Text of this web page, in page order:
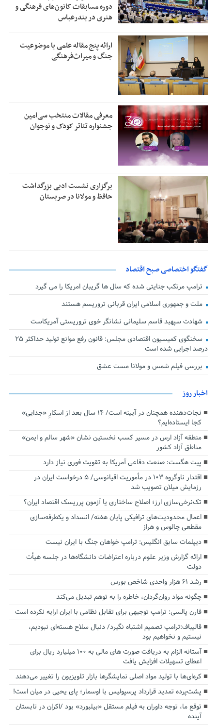
دوره مسابقات کانون‌های فرهنگی و
هنری در بندرعباس
ارائه پنج مقاله علمی با موضوعیت
جنگ و میراث‌فرهنگی
معرفی مقالات منتخب سی‌امین
جشنواره تئاتر کودک و نوجوان
برگزاری نشست ادبی بزرگداشت
حافظ و مولانا در صربستان
گفتگو اختصاصی صبح اقتصاد
ترامپ مرتکب جنایتی شده که سال ها گریبان امریکا را می گیرد
ملت و جمهوری اسلامی ایران قربانی تروریسم هستند
شهادت سپهبد قاسم سلیمانی نشانگر خوی تروریستی آمریکاست
سخنگوی کمیسیون اقتصادی مجلس: قانون رفع موانع تولید حداکثر ۲۵
درصد اجرایی شده است
بررسی فیلم شمس و مولانا مست عشق
اخبار روز
نجات‌دهنده‌ همچنان در آیینه است/ ۱۴ سال بعد از اسکارِ «جدایی»
کجا ایستاده‌ایم؟
منطقه آزاد ارس در مسیر کسب نخستین نشان «شهر سالم و ایمن»
مناطق آزاد کشور
پیت هگست: صنعت دفاعی آمریکا به تقویت فوری نیاز دارد
اقتدار ناوگروه ۱۰۳ در مأموریت‌ اقیانوسی/ ۵ درخواست ایران در
رزمایش میلان تصویب شد
تک‌نرخی‌سازی ارز؛ اصلاح ساختاری یا آزمون پرریسک اقتصاد ایران؟
اعمال محدودیت‌های ترافیکی پایان هفته/ انسداد و یکطرفه‌سازی
مقطعی چالوس و هراز
دیپلمات سابق انگلیس:‌ ترامپ خواهان جنگ با ایران نیست
ارائه گزارش وزیر علوم درباره اعتراضات دانشگاه‌ها در جلسه هیأت
دولت
رشد ۶۱ هزار واحدی شاخص بورس
چگونه مواد روان‌گردان، خاطره را به توهم تبدیل می‌کند
فارن پالسی: ترامپ توجیهی برای تقابل نظامی با ایران ارایه نکرده است
قالیباف:ترامپ تصمیم اشتباه نگیرد/ دنبال سلاح هسته‌ای نبودیم،
نیستیم و نخواهیم بود
آستانه الزام به دریافت صورت های مالی به ۱۰۰ میلیارد ریال برای
اعطای تسهیلات افزایش یافت
کره‌ای‌ها با تولید مواد اصلی نمایشگرها بازار تلویزیون را تغییر می‌دهند
پشت‌پرده تمدید قرارداد پرسپولیس با اوسمار؛ پای یحیی در میان است!
توقع ما، توجه داوران به فیلم مستقل «بیلبورد» بود /اکران در تابستان
آینده